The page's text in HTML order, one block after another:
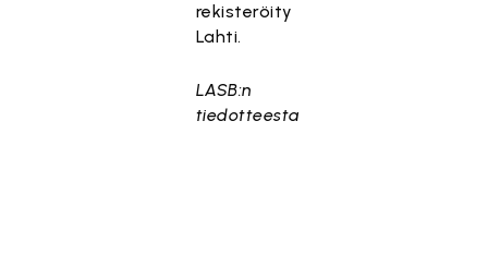
rekisteröity
Lahti.
LASB:n
tiedotteesta